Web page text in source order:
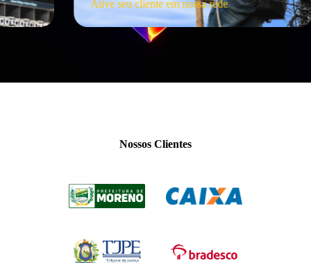
Ative seu cliente em nossa rede
Nossos Clientes